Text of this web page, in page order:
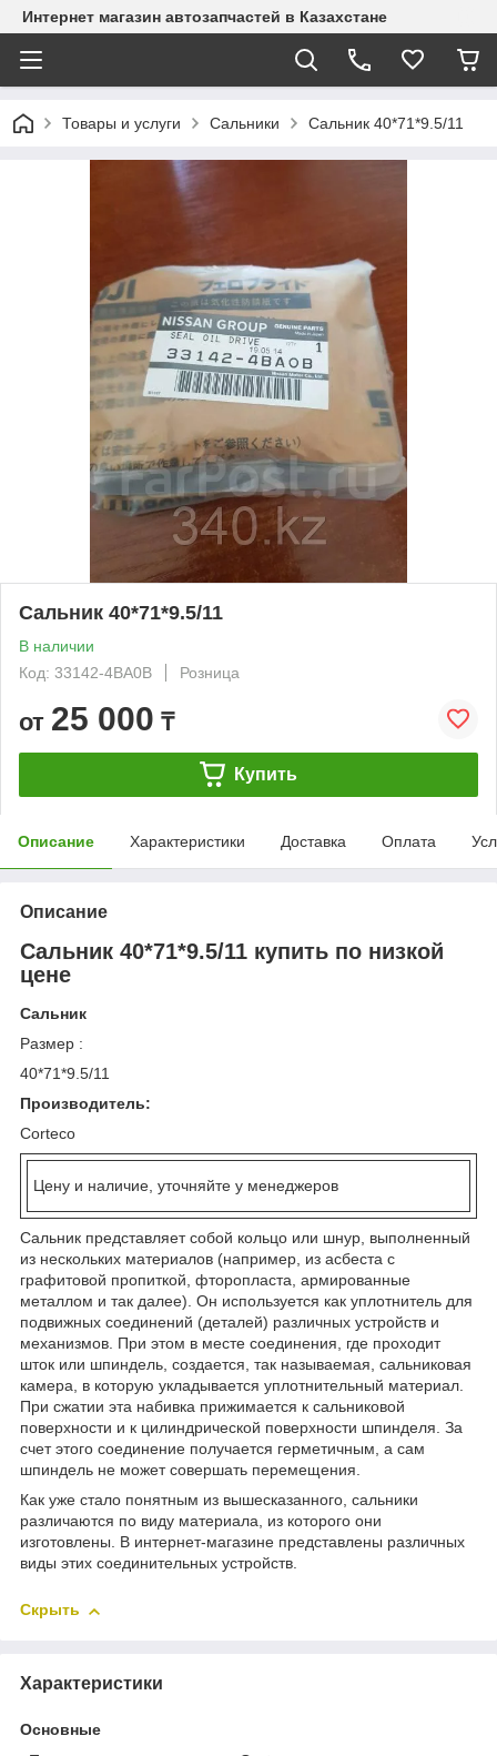
Интернет магазин автозапчастей в Казахстане
Товары и услуги Сальники Сальник 40*71*9.5/11
Сальник 40*71*9.5/11
В наличии
Код: 33142-4BA0B
Розница
от 25 000 ₸
Купить
Описание Характеристики Доставка Оплата
Описание
Сальник 40*71*9.5/11 купить по низкой
цене
Сальник
Размер :
40*71*9.5/11
Производитель:
Corteco
Цену и наличие, уточняйте у менеджеров
Сальник представляет собой кольцо или шнур, выполненный
из нескольких материалов (например, из асбеста с
графитовой пропиткой, фторопласта, армированные
металлом и так далее). Он используется как уплотнитель для
подвижных соединений (деталей) различных устройств и
механизмов. При этом в месте соединения, где проходит
шток или шпиндель, создается, так называемая, сальниковая
камера, в которую укладывается уплотнительный материал.
При сжатии эта набивка прижимается к сальниковой
поверхности и к цилиндрической поверхности шпинделя. За
счет этого соединение получается герметичным, а сам
шпиндель не может совершать перемещения.
Как уже стало понятным из вышесказанного, сальники
различаются по виду материала, из которого они
изготовлены. В интернет-магазине представлены различных
виды этих соединительных устройств.
Скрыть
Характеристики
Основные